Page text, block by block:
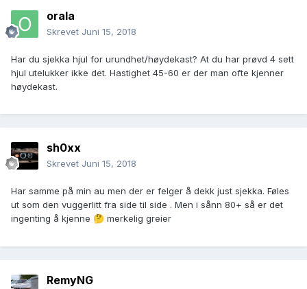
orala
Skrevet Juni 15, 2018
Har du sjekka hjul for urundhet/høydekast? At du har prøvd 4 sett
hjul utelukker ikke det. Hastighet 45-60 er der man ofte kjenner
høydekast.
sh0xx
Skrevet Juni 15, 2018
Har samme på min au men der er felger å dekk just sjekka. Føles
ut som den vuggerlitt fra side til side . Men i sånn 80+ så er det
ingenting å kjenne 🤔 merkelig greier
RemyNG